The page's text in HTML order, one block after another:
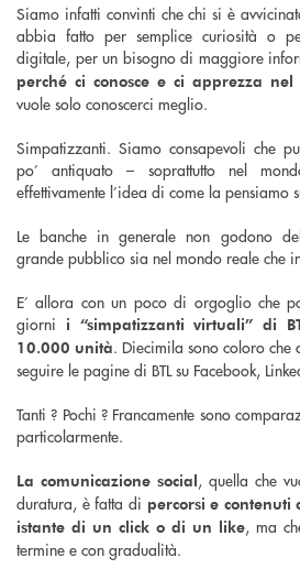
Siamo infatti convinti che chi si è
abbia fatto per semplice curiosità o
digitale, per un bisogno di maggiore
perché ci conosce e ci apprezza
vuole solo conoscerci meglio.
Simpatizzanti. Siamo consapevoli che
po’ antiquato – soprattutto nel
effettivamente l’idea di come la pensiamo
Le banche in generale non godono
grande pubblico sia nel mondo reale che
E’ allora con un poco di orgoglio che
giorni i “simpatizzanti virtuali” di
10.000 unità. Diecimila sono coloro
seguire le pagine di BTL su Facebook,
Tanti ? Pochi ? Francamente sono
particolarmente.
La comunicazione social, quella che
duratura, è fatta di percorsi e
istante di un click o di un like, ma
termine e con gradualità.